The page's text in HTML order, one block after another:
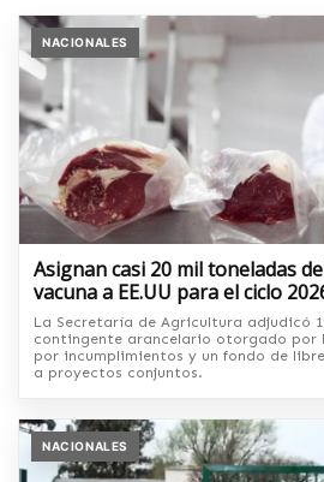
NACIONALES
Asignan casi 20 mil toneladas
vacuna a EE.UU para el ciclo
La Secretaría de Agricultura adjudicó
contingente arancelario otorgado por
por incumplimientos y un fondo de
a proyectos conjuntos.
NACIONALES